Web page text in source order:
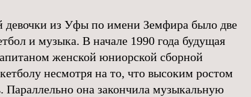
из Уфы по имени Земфира было две
и музыка. В начале 1990 года будущая
женской юниорской сборной
несмотря на то, что высоким ростом
Параллельно она закончила музыкальную